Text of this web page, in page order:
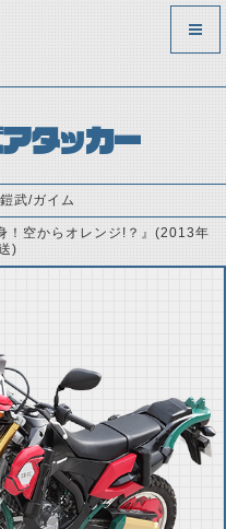
アタッカー
武/ガイム
！空からオレンジ!？』(2013年
)